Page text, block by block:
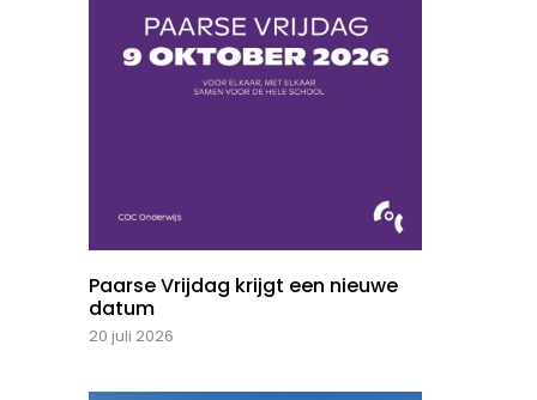
Paarse Vrijdag krijgt een nieuwe
datum
20 juli 2026